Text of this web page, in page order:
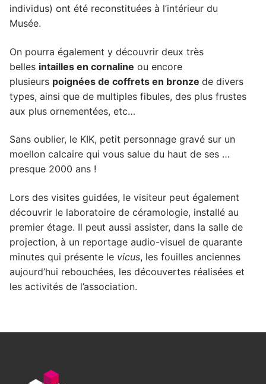
individus) ont été reconstituées à l’intérieur du
Musée.
On pourra également y découvrir deux très
belles intailles en cornaline ou encore
plusieurs poignées de coffrets en bronze de divers
types, ainsi que de multiples fibules, des plus frustes
aux plus ornementées, etc…
Sans oublier, le KIK, petit personnage gravé sur un
moellon calcaire qui vous salue du haut de ses …
presque 2000 ans !
Lors des visites guidées, le visiteur peut également
découvrir le laboratoire de céramologie, installé au
premier étage. Il peut aussi assister, dans la salle de
projection, à un reportage audio-visuel de quarante
minutes qui présente le vicus, les fouilles anciennes
aujourd’hui rebouchées, les découvertes réalisées et
les activités de l’association.